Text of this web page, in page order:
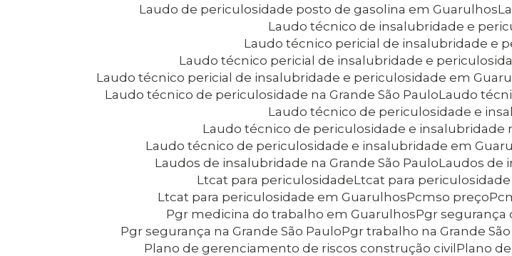
Laudo de periculosidade posto de gasolina em Guarulhos
Laudo técnico de insalubridade e
Laudo técnico pericial de insalubridade e
Laudo técnico pericial de insalubridade e
Laudo técnico pericial de insalubridade e periculosidade em
Laudo técnico de periculosidade na Grande São Paulo Laudo
Laudo técnico de periculosidade e
Laudo técnico de periculosidade e insalubridade
Laudo técnico de periculosidade e insalubridade em
Laudos de insalubridade na Grande São Paulo Laudos
Ltcat para periculosidade Ltcat para
Ltcat para periculosidade em Guarulhos
Pcmso preço
Pgr medicina do trabalho em Guarulhos
Pgr
Pgr segurança na Grande São Paulo
Pgr trabalho na Grande
Plano de gerenciamento de riscos construção civil
Plano